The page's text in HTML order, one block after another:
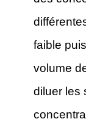
faible
volume
diluer les